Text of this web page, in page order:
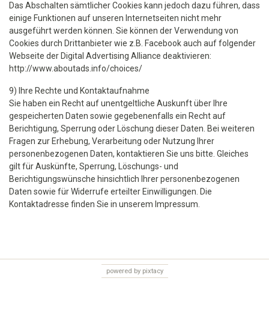
Das Abschalten sämtlicher Cookies kann jedoch dazu führen, dass
einige Funktionen auf unseren Internetseiten nicht mehr
ausgeführt werden können. Sie können der Verwendung von
Cookies durch Drittanbieter wie z.B. Facebook auch auf folgender
Webseite der Digital Advertising Alliance deaktivieren:
http://www.aboutads.info/choices/
9) Ihre Rechte und Kontaktaufnahme
Sie haben ein Recht auf unentgeltliche Auskunft über Ihre
gespeicherten Daten sowie gegebenenfalls ein Recht auf
Berichtigung, Sperrung oder Löschung dieser Daten. Bei weiteren
Fragen zur Erhebung, Verarbeitung oder Nutzung Ihrer
personenbezogenen Daten, kontaktieren Sie uns bitte. Gleiches
gilt für Auskünfte, Sperrung, Löschungs- und
Berichtigungswünsche hinsichtlich Ihrer personenbezogenen
Daten sowie für Widerrufe erteilter Einwilligungen. Die
Kontaktadresse finden Sie in unserem Impressum.
powered by pixtacy